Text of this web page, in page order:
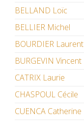
BELLAND Loïc
BELLIER Michel
BOURDIER Laurent
BURGEVIN Vincent
CATRIX Laurie
CHASPOUL Cécile
CUENCA Catherine